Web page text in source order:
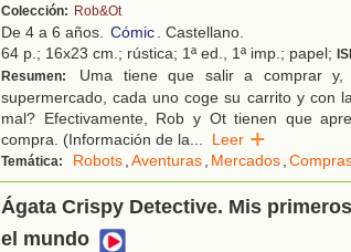
Colección: Rob&Ot
De 4 a 6 años. Cómic. Castellano.
64 p.; 16x23 cm.; rústica; 1ª ed., 1ª imp.; papel;
Resumen:
Uma tiene que salir a comprar y,
supermercado, cada uno coge su carrito y con
mal? Efectivamente, Rob y Ot tienen que
compra. (Información de la... Leer
Temática: Robots,Aventuras, Mercados,
Ágata Crispy Detective. Mis
el mundo